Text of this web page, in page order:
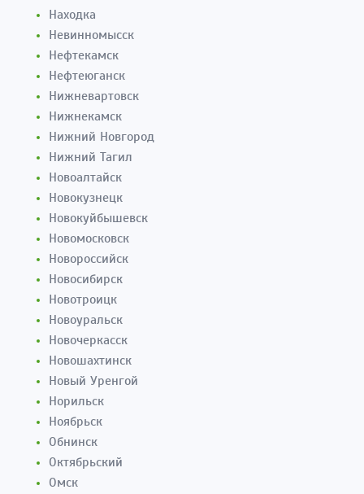
Находка
Невинномысск
Нефтекамск
Нефтеюганск
Нижневартовск
Нижнекамск
Нижний Новгород
Нижний Тагил
Новоалтайск
Новокузнецк
Новокуйбышевск
Новомосковск
Новороссийск
Новосибирск
Новотроицк
Новоуральск
Новочеркасск
Новошахтинск
Новый Уренгой
Норильск
Ноябрьск
Обнинск
Октябрьский
Омск